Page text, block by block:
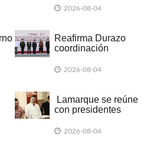
Hermosillo 47
2026-08-04
Reafirma Durazo
coordinación
Guardia Nacional
Sonora
2026-08-04
Lamarque se reúne
con presidentes
dirigencia estatal del
2026-08-04